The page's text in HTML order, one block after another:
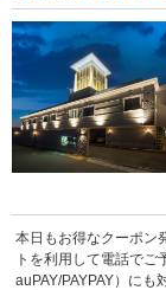
本日もお得なクーポン
トを利用して電話でご
auPAY/PAYPAY）に